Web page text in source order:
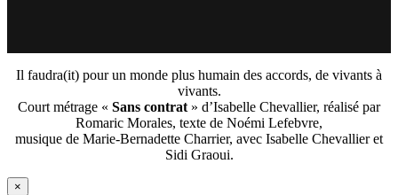
Il faudra(it) pour un monde plus humain des accords, de vivants à
vivants.
Court métrage « Sans contrat » d’Isabelle Chevallier, réalisé par
Romaric Morales, texte de Noémi Lefebvre,
musique de Marie-Bernadette Charrier, avec Isabelle Chevallier et
Sidi Graoui.
×